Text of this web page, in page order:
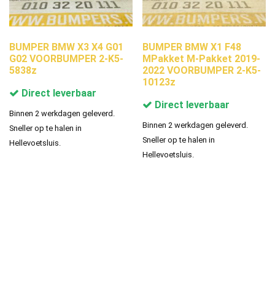
BUMPER BMW X3 X4 G01
G02 VOORBUMPER 2-K5-
5838z
Direct leverbaar
Binnen 2 werkdagen geleverd.
Sneller op te halen in
Hellevoetsluis.
BUMPER BMW X1 F48
MPakket M-Pakket 2019-
2022 VOORBUMPER 2-K5-
10123z
Direct leverbaar
Binnen 2 werkdagen geleverd.
Sneller op te halen in
Hellevoetsluis.